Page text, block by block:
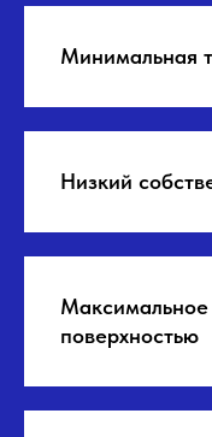
Минимальная
Низкий
поверхностью